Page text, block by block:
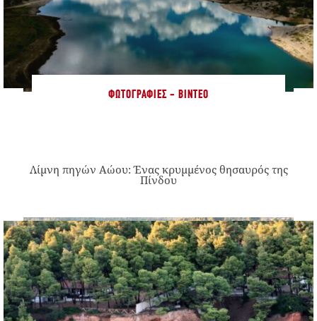
ΦΩΤΟΓΡΑΦΊΕΣ - ΒΊΝΤΕΟ
Λίμνη πηγών Αώου: Ένας κρυμμένος θησαυρός της
Πίνδου